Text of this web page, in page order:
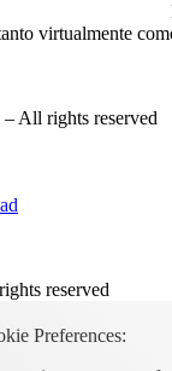
virtualmente
All rights reserved
reserved
Preferences: